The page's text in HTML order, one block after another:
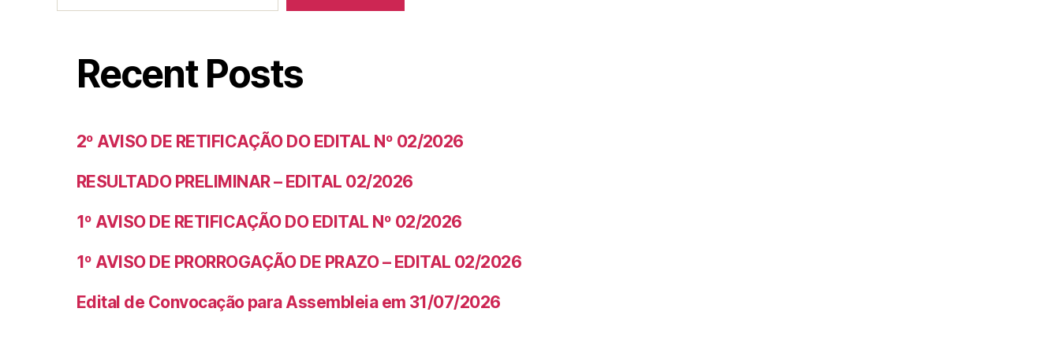
Recent Posts
2º AVISO DE RETIFICAÇÃO DO EDITAL Nº 02/2026
RESULTADO PRELIMINAR – EDITAL 02/2026
1º AVISO DE RETIFICAÇÃO DO EDITAL Nº 02/2026
1º AVISO DE PRORROGAÇÃO DE PRAZO – EDITAL 02/2026
Edital de Convocação para Assembleia em 31/07/2026